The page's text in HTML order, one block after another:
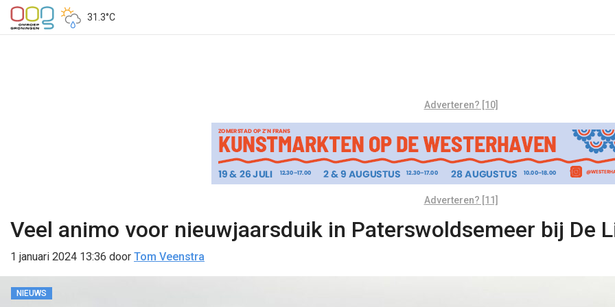
31.3°C
Adverteren? [10]
Adverteren? [11]
Veel animo voor nieuwjaarsduik in Paterswoldsemeer bij De
1 januari 2024 13:36 door Tom Veenstra
NIEUWS